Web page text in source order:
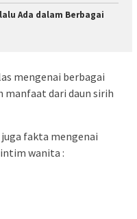
Ada dalam Berbagai
mengenai berbagai
dari daun sirih
fakta mengenai
wanita :